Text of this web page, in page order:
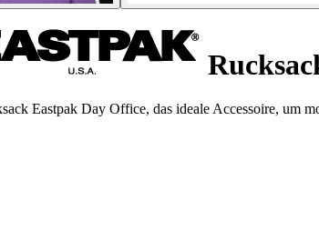
Eastpak Day Office, das ideale Accessoire, um